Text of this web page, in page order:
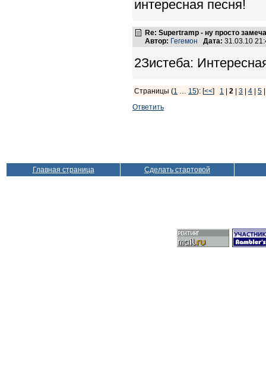
интересная песня!
Re: Supertramp - ну просто
Автор: Гегемон Дата: 31.03.10
2Зистеба:
Страницы (1 … 15): [<<] 1 2 3 4 5
Ответить
Главная страница Сделать стартовой